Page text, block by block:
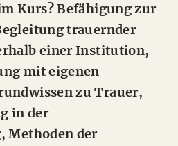
Kurs? Befähigung zur
trauernder
einer Institution,
mit eigenen
zu Trauer,
in der
Methoden der